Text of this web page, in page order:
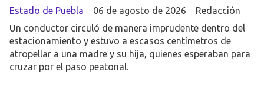
Redacción
Estado de Puebla
06 de agosto de 2026
Un conductor circuló de manera imprudente dentro del
estacionamiento y estuvo a escasos centímetros de
atropellar a una madre y su hija, quienes esperaban para
cruzar por el paso peatonal.